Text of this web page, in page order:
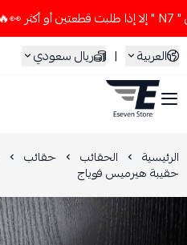
العربية
| ريال سعودي
ESEVEN STORE
الرئيسية الحقائب حقائب
حقيبة هيرميس فوياج